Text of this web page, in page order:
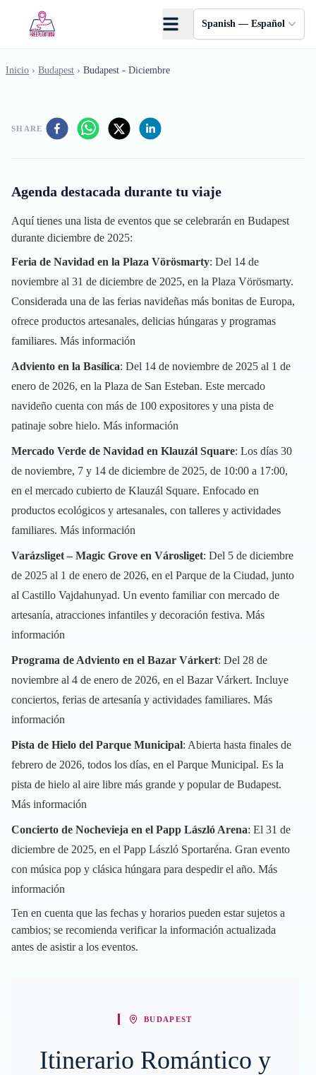
Spanish — Español
Inicio › Budapest › Budapest - Diciembre
SHARE
Agenda destacada durante tu viaje
Aquí tienes una lista de eventos que se celebrarán en Budapest
durante diciembre de 2025:
Feria de Navidad en la Plaza Vörösmarty: Del 14 de
noviembre al 31 de diciembre de 2025, en la Plaza Vörösmarty.
Considerada una de las ferias navideñas más bonitas de Europa,
ofrece productos artesanales, delicias húngaras y programas
familiares. Más información
Adviento en la Basílica: Del 14 de noviembre de 2025 al 1 de
enero de 2026, en la Plaza de San Esteban. Este mercado
navideño cuenta con más de 100 expositores y una pista de
patinaje sobre hielo. Más información
Mercado Verde de Navidad en Klauzál Square: Los días 30
de noviembre, 7 y 14 de diciembre de 2025, de 10:00 a 17:00,
en el mercado cubierto de Klauzál Square. Enfocado en
productos ecológicos y artesanales, con talleres y actividades
familiares. Más información
Varázsliget – Magic Grove en Városliget: Del 5 de diciembre
de 2025 al 1 de enero de 2026, en el Parque de la Ciudad, junto
al Castillo Vajdahunyad. Un evento familiar con mercado de
artesanía, atracciones infantiles y decoración festiva. Más
información
Programa de Adviento en el Bazar Várkert: Del 28 de
noviembre al 4 de enero de 2026, en el Bazar Várkert. Incluye
conciertos, ferias de artesanía y actividades familiares. Más
información
Pista de Hielo del Parque Municipal: Abierta hasta finales de
febrero de 2026, todos los días, en el Parque Municipal. Es la
pista de hielo al aire libre más grande y popular de Budapest.
Más información
Concierto de Nochevieja en el Papp László Arena: El 31 de
diciembre de 2025, en el Papp László Sportaréna. Gran evento
con música pop y clásica húngara para despedir el año. Más
información
Ten en cuenta que las fechas y horarios pueden estar sujetos a
cambios; se recomienda verificar la información actualizada
antes de asistir a los eventos.
BUDAPEST
Itinerario Romántico y